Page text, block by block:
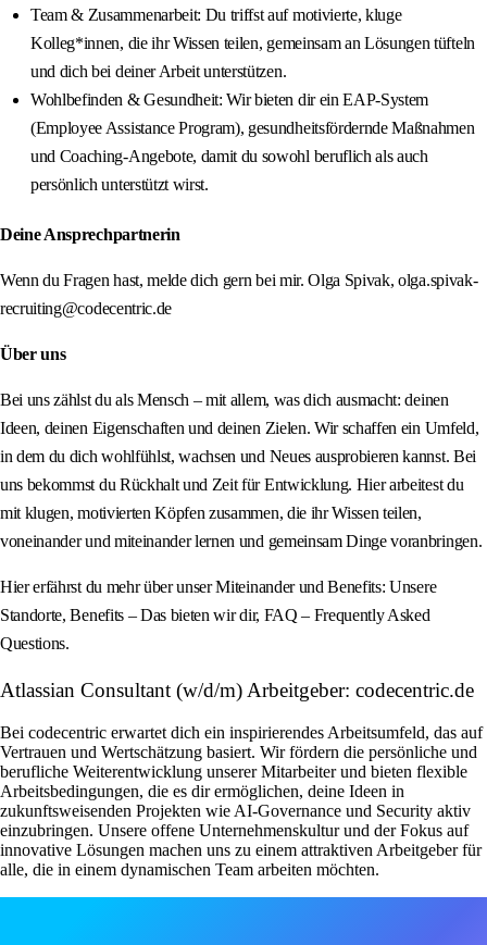
Team & Zusammenarbeit: Du triffst auf motivierte, kluge
Kolleg*innen, die ihr Wissen teilen, gemeinsam an Lösungen tüfteln
und dich bei deiner Arbeit unterstützen.
Wohlbefinden & Gesundheit: Wir bieten dir ein EAP-System
(Employee Assistance Program), gesundheitsfördernde Maßnahmen
und Coaching-Angebote, damit du sowohl beruflich als auch
persönlich unterstützt wirst.
Deine Ansprechpartnerin
Wenn du Fragen hast, melde dich gern bei mir. Olga Spivak, olga.spivak-
recruiting@codecentric.de
Über uns
Bei uns zählst du als Mensch – mit allem, was dich ausmacht: deinen
Ideen, deinen Eigenschaften und deinen Zielen. Wir schaffen ein Umfeld,
in dem du dich wohlfühlst, wachsen und Neues ausprobieren kannst. Bei
uns bekommst du Rückhalt und Zeit für Entwicklung. Hier arbeitest du
mit klugen, motivierten Köpfen zusammen, die ihr Wissen teilen,
voneinander und miteinander lernen und gemeinsam Dinge voranbringen.
Hier erfährst du mehr über unser Miteinander und Benefits: Unsere
Standorte, Benefits – Das bieten wir dir, FAQ – Frequently Asked
Questions.
Atlassian Consultant (w/d/m) Arbeitgeber: codecentric.de
Bei codecentric erwartet dich ein inspirierendes Arbeitsumfeld, das auf
Vertrauen und Wertschätzung basiert. Wir fördern die persönliche und
berufliche Weiterentwicklung unserer Mitarbeiter und bieten flexible
Arbeitsbedingungen, die es dir ermöglichen, deine Ideen in
zukunftsweisenden Projekten wie AI-Governance und Security aktiv
einzubringen. Unsere offene Unternehmenskultur und der Fokus auf
innovative Lösungen machen uns zu einem attraktiven Arbeitgeber für
alle, die in einem dynamischen Team arbeiten möchten.